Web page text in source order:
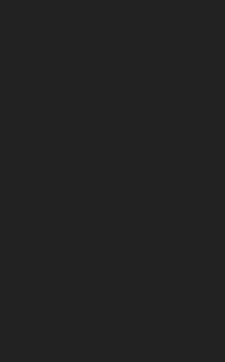
supporti e/o finiture